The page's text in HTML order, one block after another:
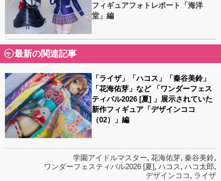
フィギュアフォトレポート「海洋
堂」編
最新の関連記事
「ライザ」「ハコス」「秦谷美鈴」
「花海佑芽」など 「ワンダーフェス
ティバル2026 [夏] 」展示されていた
新作フィギュア「デザインココ
（02）」編
学園アイドルマスター, 花海佑芽, 秦谷美鈴,
ワンダーフェスティバル2026 [夏], ハコス, ハコ太郎,
デザインココ , ライザ